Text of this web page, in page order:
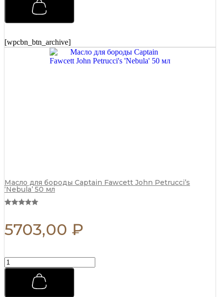
и
л
ь
б
р
и
т
я
R
E
L
[wpcbn_btn_archive]
Масло для бороды Captain Fawcett John Petrucci’s
‘Nebula’ 50 мл
5703,00 ₽
П
р